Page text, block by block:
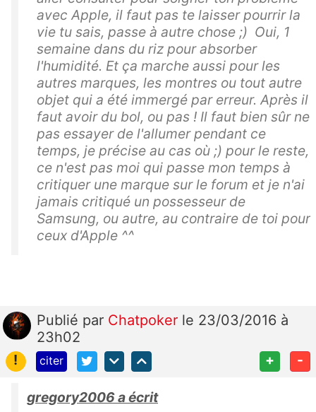
avec Apple, il faut pas te laisser pourrir la
vie tu sais, passe à autre chose ;) Oui, 1
semaine dans du riz pour absorber
l'humidité. Et ça marche aussi pour les
autres marques, les montres ou tout autre
objet qui a été immergé par erreur. Après il
faut avoir du bol, ou pas ! Il faut bien sûr ne
pas essayer de l'allumer pendant ce
temps, je précise au cas où ;) pour le reste,
ce n'est pas moi qui passe mon temps à
critiquer une marque sur le forum et je n'ai
jamais critiqué un possesseur de
Samsung, ou autre, au contraire de toi pour
ceux d'Apple ^^
Publié par Chatpoker le 23/03/2016 à
23h02
!
citer + -
gregory2006 a écrit